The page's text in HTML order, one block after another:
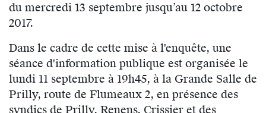
du mercredi 13 septembre jusqu’au 12 octobre
2017.
Dans le cadre de cette mise à l'enquête, une
séance d'information publique est organisée le
lundi 11 septembre à 19h45, à la Grande Salle de
Prilly, route de Flumeaux 2, en présence des
syndics de Prilly, Renens, Crissier et des